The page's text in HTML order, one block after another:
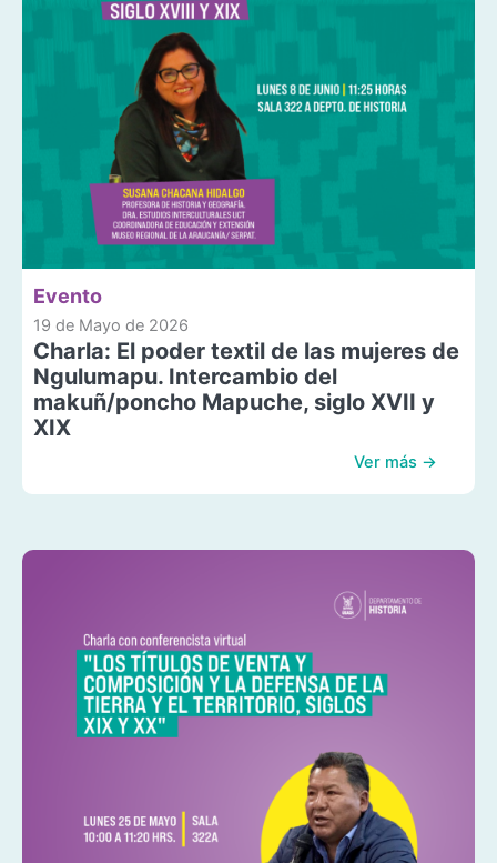
Evento
19 de Mayo de 2026
Charla: El poder textil de las mujeres de
Ngulumapu. Intercambio del
makuñ/poncho Mapuche, siglo XVII y
XIX
Ver más →